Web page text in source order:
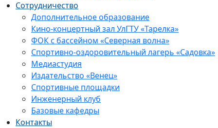
Сотрудничество
Дополнительное образование
Кино-концертный зал УлГТУ «Тарелка»
ФОК с бассейном «Северная волна»
Спортивно-оздоровительный лагерь «Садовка»
Медиастудия
Издательство «Венец»
Спортивные площадки
Инженерный клуб
Базовые кафедры
Контакты